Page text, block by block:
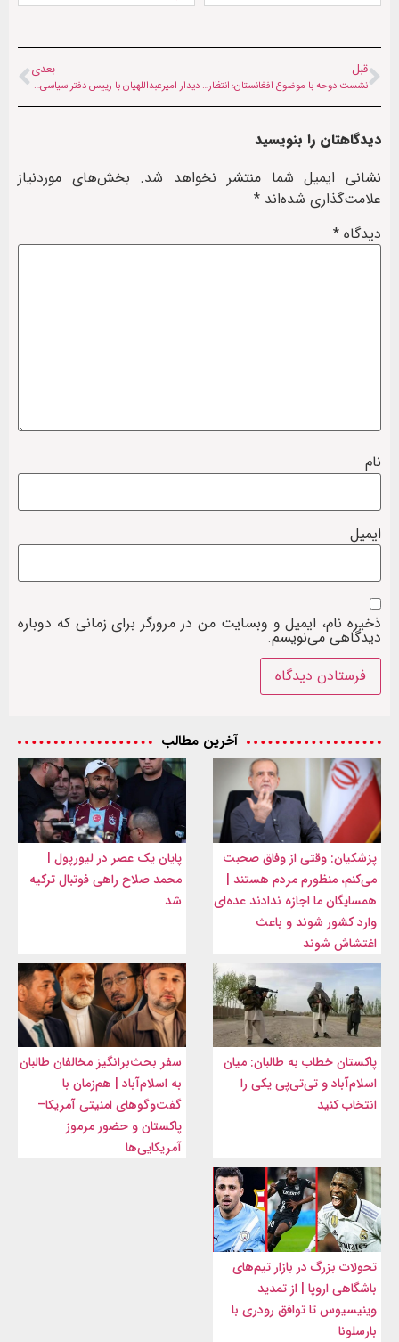
قبل
نشست دوحه با موضوع افغانستان؛ انتظارها چیست؟
بعدی
دیدار امیرعبداللهیان با رییس دفتر سیاسی حماس در قطر
دیدگاهتان را بنویسید
نشانی ایمیل شما منتشر نخواهد شد. بخش‌های موردنیاز
علامت‌گذاری شده‌اند *
دیدگاه *
نام
ایمیل
ذخیره نام، ایمیل و وبسایت من در مرورگر برای زمانی که دوباره
دیدگاهی می‌نویسم.
آخرین مطالب
پزشکیان: وقتی از وفاق صحبت
می‌کنم، منظورم مردم هستند |
همسایگان ما اجازه ندادند عده‌ای
وارد کشور شوند و باعث
اغتشاش شوند
پایان یک عصر در لیورپول |
محمد صلاح راهی فوتبال ترکیه
شد
پاکستان خطاب به طالبان: میان
اسلام‌آباد و تی‌تی‌پی یکی را
انتخاب کنید
سفر بحث‌برانگیز مخالفان طالبان
به اسلام‌آباد | هم‌زمان با
گفت‌وگوهای امنیتی آمریکا–
پاکستان و حضور مرموز
آمریکایی‌ها
تحولات بزرگ در بازار تیم‌های
باشگاهی اروپا | از تمدید
وینیسیوس تا توافق رودری با
بارسلونا